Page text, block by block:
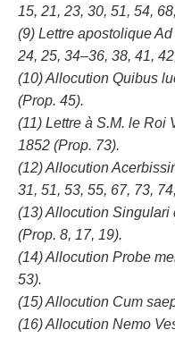
15, 21, 23, 30, 51, 54,
(9) Lettre apostolique
24, 25, 34–36, 38, 41,
(10) Allocution Quibus
(Prop. 45).
(11) Lettre à S.M. le Roi
1852 (Prop. 73).
(12) Allocution
31, 51, 53, 55, 67, 73,
(13) Allocution Singulari
(Prop. 8, 17, 19).
(14) Allocution Probe
53).
(15) Allocution Cum
(16) Allocution Nemo